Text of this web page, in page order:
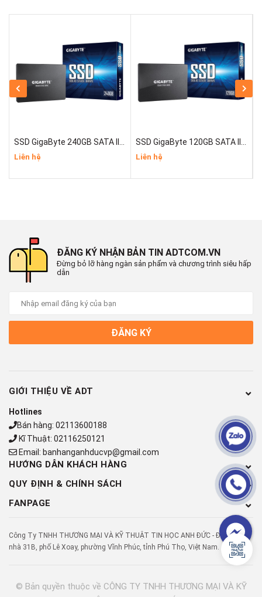
Liên hệ Liên hệ
ĐĂNG KÝ NHẬN BẢN TIN ADTCOM.VN
Đừng bỏ lỡ hàng ngàn sản phẩm và chương trình siêu hấp
dẫn
ĐĂNG KÝ
GIỚI THIỆU VỀ ADT
Hotlines
Bán hàng: 02113600188
Kĩ Thuật: 02116250121
Email: banhanganhducvp@gmail.com
HƯỚNG DẪN KHÁCH HÀNG
QUY ĐỊNH & CHÍNH SÁCH
FANPAGE
Công Ty TNHH THƯƠNG MẠI VÀ KỸ THUẬT TIN HỌC ANH ĐỨC - Địa chỉ: Số
nhà 31B, phố Lê Xoay, phường Vĩnh Phúc, tỉnh Phú Thọ, Việt Nam.
© Bản quyền thuộc về CÔNG TY TNHH THƯƠNG MẠI VÀ KỸ